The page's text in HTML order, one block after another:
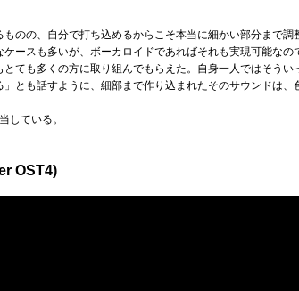
のの、自分で打ち込めるからこそ本当に細かい部分まで
ースも多いが、ボーカロイドであればそれも実現可能な
ても多くの方に取り組んでもらえた。自身一人ではそうい
とも話すように、細部まで作り込まれたそのサウンドは、
している。
OST4)